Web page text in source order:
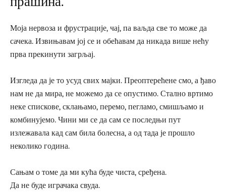
Моја нервоза и фрустрације, чај, па ваљда све то може да
сачека. Извињавам јој се и обећавам да никада више нећу
прва прекинути загрљај.
Изгледа да је то усуд свих мајки. Преоптерећене смо, а ђаво
нам не да мира, не можемо да се опустимо. Стално вртимо
неке спискове, склањамо, перемо, пегламо, смишљамо и
комбинујемо. Чини ми се да сам се последњи пут
излежавала кад сам била болесна, а од тада је прошло
неколико година.
Сањам о томе да ми кућа буде чиста, сређена.
Да не буде играчака свуда.